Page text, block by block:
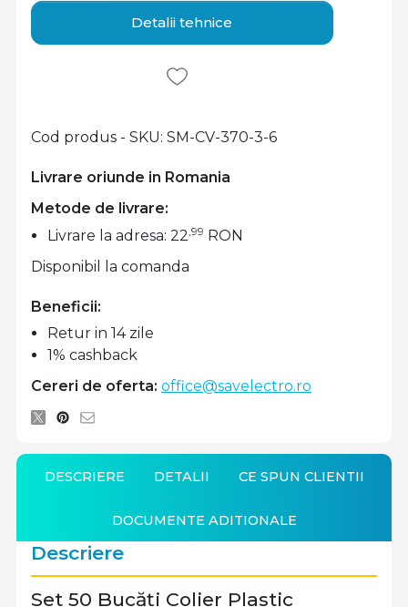
Livrare oriunde in Romania
Cod produs - SKU SM-CV-370-3-6
Metode de livrare:
Livrare la adresa: 22,99 RON
Disponibil la comanda
Detalii tehnice
Beneficii:
Retur in 14 zile
1% cashback
Cereri de oferta: office@savelectro.ro
DESCRIERE DETALII CE SPUN CLIENTII
DOCUMENTE ADITIONALE
Descriere
Set 50 Bucăți Colier Plastic